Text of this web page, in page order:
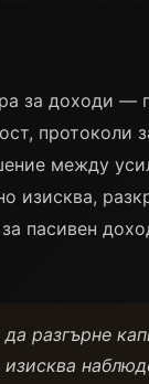
за доходи —
протоколи
между
изисква,
пасивен
разгърне